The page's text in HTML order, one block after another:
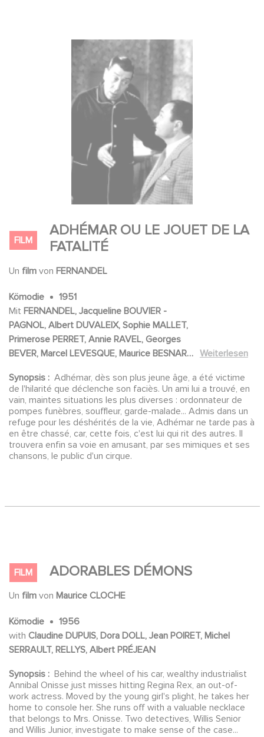
FILM
ADHÉMAR OU LE JOUET DE LA
FATALITÉ
Un film von FERNANDEL
Kömodie
1951
Mit FERNANDEL, Jacqueline BOUVIER -
PAGNOL, Albert DUVALEIX, Sophie MALLET,
Primerose PERRET, Annie RAVEL, Georges
BEVER, Marcel LEVESQUE, Maurice BESNARD,
MAXIMILIENNE, ANDREX, Roger MONTEAUX,
Robert VIDALIN, Jean HERVÉ, José NOGUERO,
Jacques SABLON, Robert SELLER, ARNAUDY,
Jacques DE FÉRAUDY
Weiterlesen
Synopsis : Adhémar, dès son plus jeune âge, a été victime
de l'hilarité que déclenche son faciès. Un ami lui a trouvé, en
vain, maintes situations les plus diverses : ordonnateur de
pompes funèbres, souffleur, garde-malade... Admis dans un
refuge pour les déshérités de la vie, Adhémar ne tarde pas à
en être chassé, car, cette fois, c'est lui qui rit des autres. Il
trouvera enfin sa voie en amusant, par ses mimiques et ses
chansons, le public d'un cirque.
FILM ADORABLES DÉMONS
Un film von Maurice CLOCHE
Kömodie
1956
with Claudine DUPUIS, Dora DOLL, Jean POIRET, Michel
SERRAULT, RELLYS, Albert PRÉJEAN
Synopsis : Behind the wheel of his car, wealthy industrialist
Annibal Onisse just misses hitting Regina Rex, an out-of-
work actress. Moved by the young girl's plight, he takes her
home to console her. She runs off with a valuable necklace
that belongs to Mrs. Onisse. Two detectives, Willis Senior
and Willis Junior, investigate to make sense of the case...